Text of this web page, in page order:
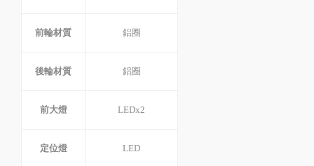
前輪材質 鋁圈
後輪材質 鋁圈
前大燈 LEDx2
定位燈 LED